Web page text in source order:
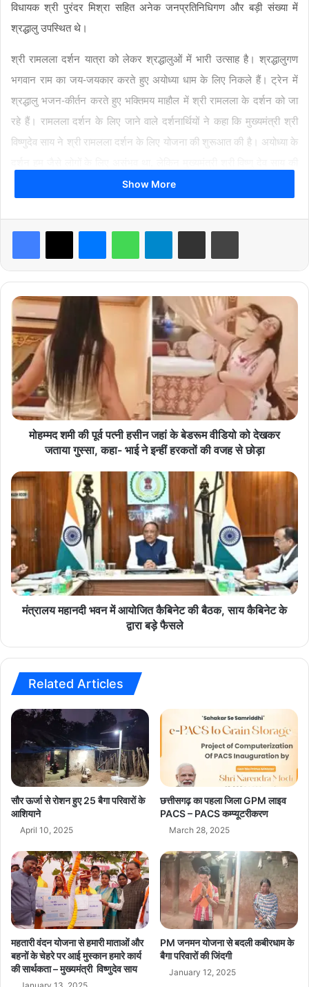
विधायक श्री पुरंदर मिश्रा सहित अनेक जनप्रतिनिधिगण और बड़ी संख्या में
श्रद्धालु उपस्थित थे।
श्री रामलला दर्शन यात्रा को लेकर श्रद्धालुओं में भारी उत्साह है। श्रद्धालुगण
भगवान राम का जय-जयकार करते हुए अयोध्या धाम के लिए निकले हैं। ट्रेन में
श्रद्धालु भजन-कीर्तन करते हुए भक्तिमय माहौल में श्री रामलला के दर्शन को जा
रहे हैं। रामलला दर्शन के लिए जाने वाले दर्शनार्थियों ने कहा कि मुख्यमंत्री श्री
विष्णुदेव साय ने श्री रामलला दर्शन के लिए योजना की शुरूआत की है। अयोध्या के
पहल पर आज हमें अयोध्या में श्री रामलला के दर्शन संभव हुआ है। अयोध्या धाम
breaking news Chhattisgarh News
hindi news latest news today news
top news छत्तीसगढ़
Show More
Telegram
मो
ह
म्म
द
श
मी
की
पू
र्व
सी
न
के
बे
ड
रू
म
को
ख
क
र
या
गु
स्सा
,
क
भा
ई
ने
इ
न्हीं
ह
र
क
तों
मोहम्मद शमी की पूर्व पत्नी हसीन जहां के बेडरूम वीडियो को देखकर
जताया गुस्सा, कहा- भाई ने इन्हीं हरकतों की वजह से छोड़ा
मं
त्रा
म
हा
न
दी
भ
जि
त
कै
ट
बै
ठ
क
य
कै
बि
ने
ट
के
द्वा
रा
ब
मंत्रालय महानदी भवन में आयोजित कैबिनेट की बैठक, साय कैबिनेट के
द्वारा बड़े फैसले
Related Articles
सौर ऊर्जा से रोशन हुए 25 बैगा परिवारों के
आशियाने
April 10, 2025
छत्तीसगढ़ का पहला जिला GPM लाइव
PACS – PACS कम्प्यूटरीकरण
March 28, 2025
महतारी वंदन योजना से हमारी माताओं और
बहनों के चेहरे पर आई मुस्कान हमारे कार्य
की सार्थकता – मुख्यमंत्री विष्णुदेव साय
PM जनमन योजना से बदली कबीरधाम के
बैगा परिवारों की जिंदगी
January 12, 2025